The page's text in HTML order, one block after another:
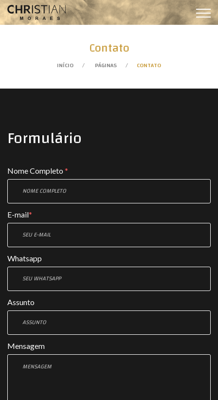
Contato
INÍCIO PÁGINAS CONTATO
Formulário
Nome Completo *
E-mail*
Whatsapp
Assunto
Mensagem